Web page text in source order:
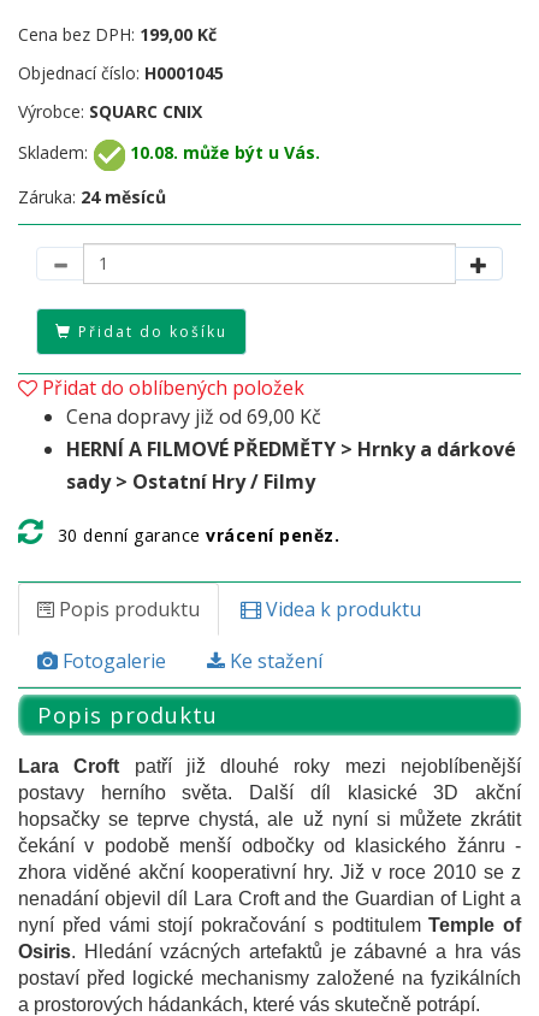
Cena bez DPH: 199,00 Kč
Objednací číslo: H0001045
Výrobce: SQUARC CNIX
Skladem:
10.08. může být u Vás.
Záruka: 24 měsíců
Přidat do košíku
Přidat do oblíbených položek
Cena dopravy již od 69,00 Kč
HERNÍ A FILMOVÉ PŘEDMĚTY > Hrnky a dárkové
sady > Ostatní Hry / Filmy
30 denní garance vrácení peněz.
Popis produktu
Videa k produktu
Fotogalerie
Ke stažení
Popis produktu
Lara Croft patří již dlouhé roky mezi nejoblíbenější
postavy herního světa. Další díl klasické 3D akční
hopsačky se teprve chystá, ale už nyní si můžete zkrátit
čekání v podobě menší odbočky od klasického žánru -
zhora viděné akční kooperativní hry. Již v roce 2010 se z
nenadání objevil díl Lara Croft and the Guardian of Light a
nyní před vámi stojí pokračování s podtitulemTemple of
Osiris. Hledání vzácných artefaktů je zábavné a hra vás
postaví před logické mechanismy založené na fyzikálních
a prostorových hádankách, které vás skutečně potrápí.